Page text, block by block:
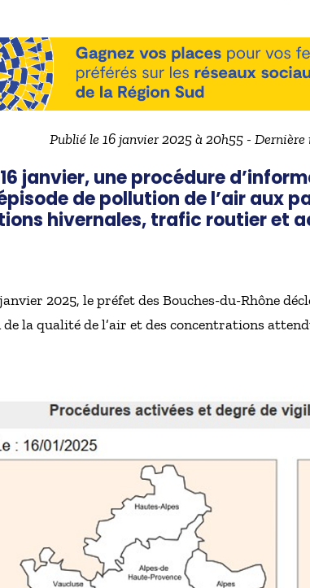
Publié le 16 janvier 2025 à 20h55 -
janvier, une procédure
de pollution de l’air aux
hivernales, trafic routier et
2025, le préfet des Bouches-du-Rhône
la qualité de l’air et des concentrations